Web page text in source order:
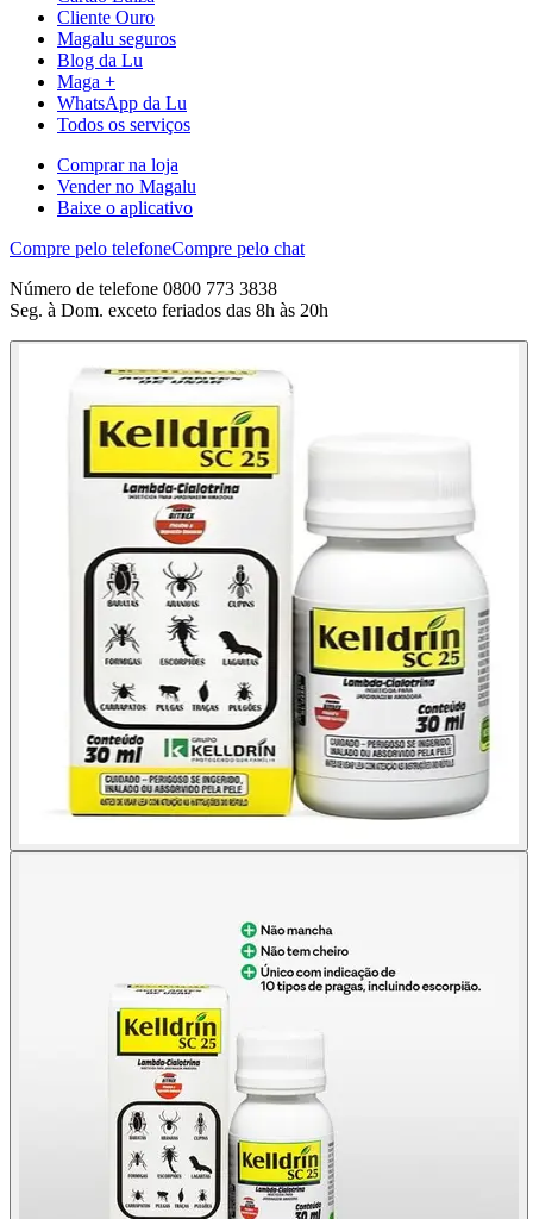
Cliente Ouro
Magalu seguros
Blog da Lu
Maga +
WhatsApp da Lu
Todos os serviços
Comprar na loja
Vender no Magalu
Baixe o aplicativo
Compre pelo telefoneCompre pelo chat
Número de telefone 0800 773 3838
Seg. à Dom. exceto feriados das 8h às 20h